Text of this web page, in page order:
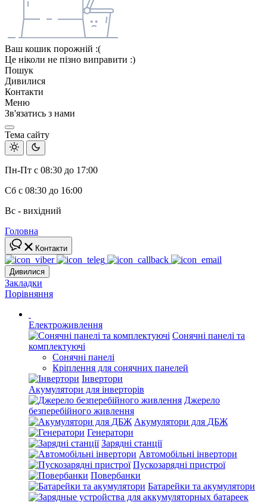
Ваш кошик порожній :(
Це ніколи не пізно виправити :)
Пошук
Дивилися
Контакти
Меню
Зв'язатись з нами
Тема сайту
Пн-Пт с 08:30 до 17:00
Сб с 08:30 до 16:00
Вс - вихідний
Головна
Контакти
Дивилися
Закладки
Порівняння
Електроживлення
Сонячні панелі та
комплектуючі
Сонячні панелі
Кріплення для сонячних панелей
Інвертори
Акумулятори для інверторів
Джерело
безперебійного живлення
Акумулятори для ДБЖ
Генератори
Зарядні станції
Автомобільні інвертори
Пускозарядні пристрої
Повербанки
Батарейки та акумулятори